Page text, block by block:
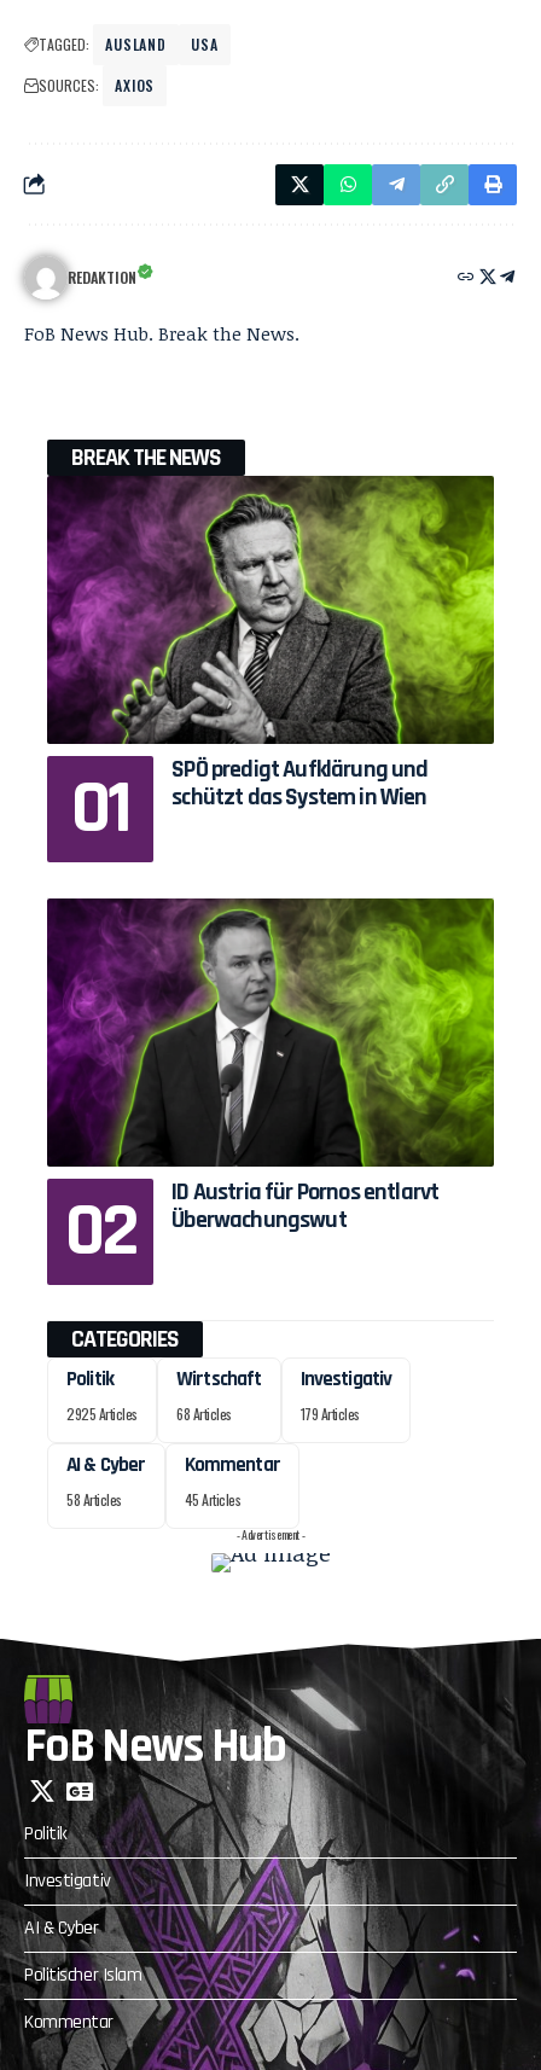
TAGGED: AUSLAND
USA
SOURCES:
AXIOS
REDAKTION
FoB News Hub. Break the News.
BREAK THE NEWS
SPÖ predigt Aufklärung und
schützt das System in Wien
ID Austria für Pornos entlarvt
Überwachungswut
CATEGORIES
Politik
2925 Articles
Wirtschaft
68 Articles
Investigativ
179 Articles
AI & Cyber
58 Articles
Kommentar
45 Articles
- Advertisement -
FoB News Hub
Politik
Investigativ
AI & Cyber
Politischer Islam
Kommentar